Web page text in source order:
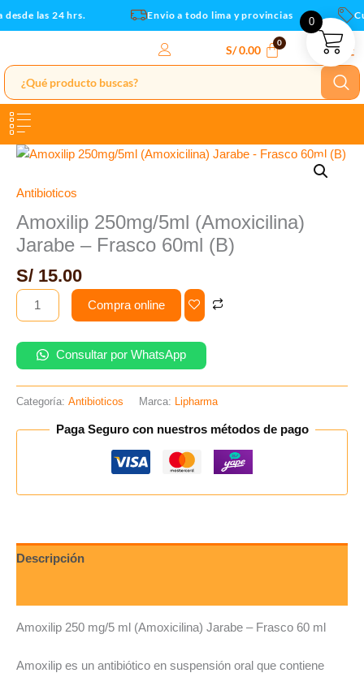
al
las 24 hrs. Envio a todo lima y provincias
S/0.00
Antibioticos
Amoxilip 250mg/5ml (Amoxicilina)
Jarabe – Frasco 60ml (B)
S/ 15.00
Amoxilip
(Amoxicilina)
-
Frasco
60ml
(B)
cantidad
Compra online
Consultar por WhatsApp
Categoría: Antibioticos Marca: Lipharma
Paga Seguro con nuestros métodos de pago
Descripción
Amoxilip 250 mg/5 ml (Amoxicilina) Jarabe – Frasco 60 ml
Amoxilip es un antibiótico en suspensión oral que contiene
0
60ml
cantidad